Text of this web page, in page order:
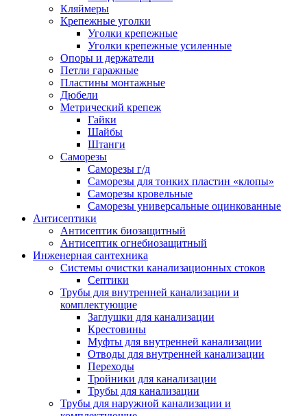
Кляймеры
Крепежные уголки
Уголки крепежные
Уголки крепежные усиленные
Опоры и держатели
Петли гаражные
Пластины монтажные
Дюбели
Метрический крепеж
Гайки
Шайбы
Штанги
Саморезы
Саморезы г/д
Саморезы для тонких пластин «клопы»
Саморезы кровельные
Саморезы универсальные оцинкованные
Антисептики
Антисептик биозащитный
Антисептик огнебиозащитный
Инженерная сантехника
Системы очистки канализационных стоков
Септики
Трубы для внутренней канализации и
комплектующие
Заглушки для канализации
Крестовины
Муфты для внутренней канализации
Отводы для внутренней канализации
Переходы
Тройники для канализации
Трубы для канализации
Трубы для наружной канализации и